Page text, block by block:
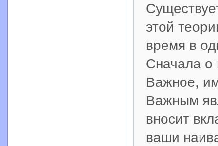
этой
время в
Сначала о
Важное,
Важным
вносит
ваши